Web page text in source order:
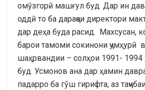
омӯзгорӣ машғул буд. Дар ин
оддӣ то ба дараҷаи директори
дар деҳа буда расид. Махсусан,
барои тамоми сокинони ҷумҳурӣ
шаҳрвандии – солҳои 1991- 1994
буд. Усмонов ана дар ҳамин
падарро ба гӯш гирифта, аз